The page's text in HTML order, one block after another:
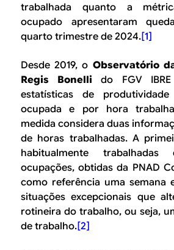
trabalhada quanto a
ocupado apresentaram
quarto trimestre de 2024.[1]
Desde 2019, o Observatório
Regis Bonelli do FGV
estatísticas de
ocupada e por hora
medida considera duas
de horas trabalhadas. A
habitualmente
ocupações, obtidas da PNAD
como referência uma semana
situações excepcionais que
rotineira do trabalho, ou seja,
de trabalho.[2]